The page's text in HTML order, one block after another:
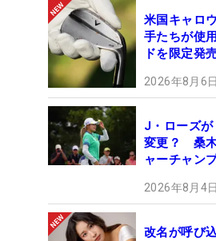
米国キャロ
手たちが使
ドを限定発
2026年8月6
J・ローズ
変更？ 桑木
ャーチャン
2026年8月4
改名が呼び